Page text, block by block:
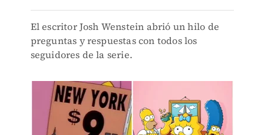
El escritor Josh Wenstein abrió un hilo de
preguntas y respuestas con todos los
seguidores de la serie.